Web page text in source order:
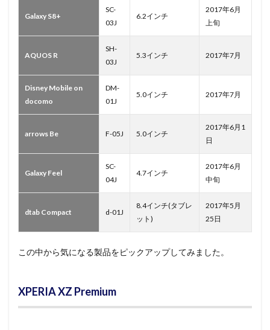
Galaxy S8+
SC-
03J
6.2インチ
2017年6月
上旬
AQUOS R
SH-
03J
5.3インチ 2017年7月
Disney Mobile on
docomo
DM-
01J
5.0インチ 2017年7月
arrows Be F-05J 5.0インチ
2017年6月1
日
Galaxy Feel
SC-
04J
4.7インチ
2017年6月
中旬
dtab Compact d-01J
8.4インチ(タブレ
ット)
2017年5月
25日
この中から気になる製品をピックアップしてみました。
XPERIA XZ Premium